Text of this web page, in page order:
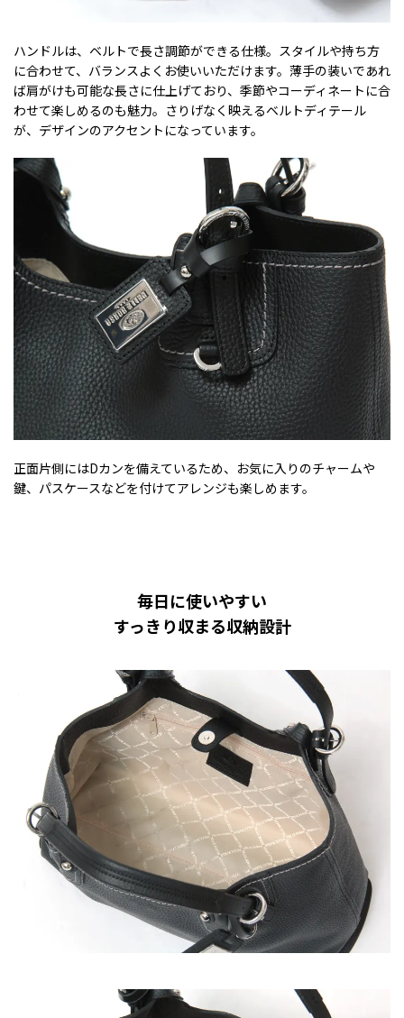
ハンドルは、ベルトで長さ調節ができる仕様。スタイルや持ち方
に合わせて、バランスよくお使いいただけます。薄手の装いであれ
ば肩がけも可能な長さに仕上げており、季節やコーディネートに合
わせて楽しめるのも魅力。さりげなく映えるベルトディテール
が、デザインのアクセントになっています。
正面片側にはDカンを備えているため、お気に入りのチャームや
鍵、パスケースなどを付けてアレンジも楽しめます。
毎日に使いやすい
すっきり収まる収納設計